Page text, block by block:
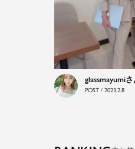
glassmayumi
POST / 2023.2.8